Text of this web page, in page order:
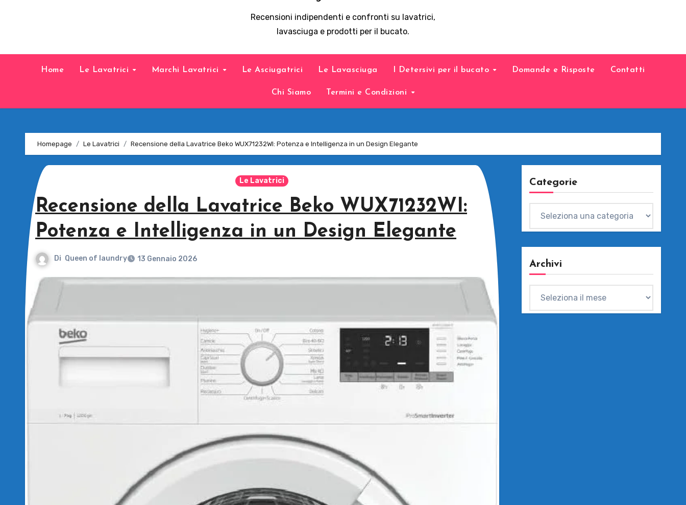
Recensioni indipendenti e confronti su lavatrici,
lavasciuga e prodotti per il bucato.
Home Le Lavatrici Marchi Lavatrici Le Asciugatrici Le Lavasciuga I Detersivi per il bucato Domande e Risposte Contatti
Chi Siamo Termini e Condizioni
Homepage Le Lavatrici Recensione della Lavatrice Beko WUX71232WI: Potenza e Intelligenza in un Design Elegante
Le Lavatrici
Recensione della Lavatrice Beko WUX71232WI:
Potenza e Intelligenza in un Design Elegante
Di Queen of laundry 13 Gennaio 2026
Categorie
Archivi